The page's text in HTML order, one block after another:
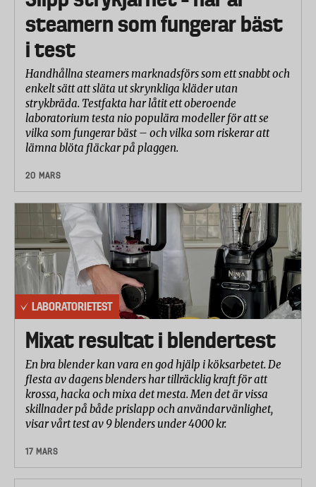
steamern som fungerar bäst
i test
Handhållna steamers marknadsförs som ett snabbt och
enkelt sätt att släta ut skrynkliga kläder utan
strykbräda. Testfakta har låtit ett oberoende
laboratorium testa nio populära modeller för att se
vilka som fungerar bäst – och vilka som riskerar att
lämna blöta fläckar på plaggen.
20 MARS
LABORATORIETEST
Mixat resultat i blendertest
En bra blender kan vara en god hjälp i köksarbetet. De
flesta av dagens blenders har tillräcklig kraft för att
krossa, hacka och mixa det mesta. Men det är vissa
skillnader på både prislapp och användarvänlighet,
visar vårt test av 9 blenders under 4000 kr.
17 MARS